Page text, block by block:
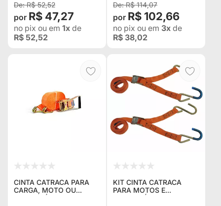
R$ 52,52
R$ 47,27
no pix ou em 1x de
R$ 52,52
R$ 114,07
R$ 102,66
no pix ou em 3x de
R$ 38,02
CINTA CATRACA PARA
CARGA, MOTO OU
QUADRICÍCLO 900
KIT CINTA CATRACA
PARA MOTOS E
QUADRICÍCLO